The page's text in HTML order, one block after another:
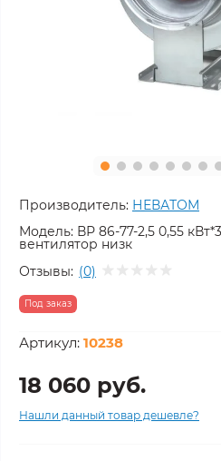
Производитель: НЕВАТОМ
Модель: ВР 86-77-2,5 0,55
вентилятор низк
Отзывы: (0)
Под заказ
Артикул: 10238
18 060 руб.
Нашли данный товар дешевле?